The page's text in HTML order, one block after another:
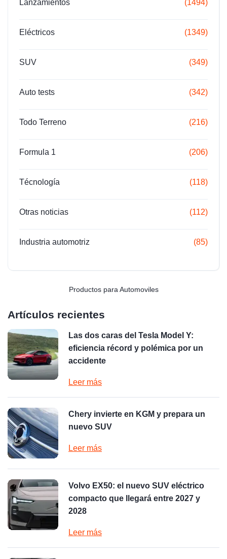
Lanzamientos (1494)
Eléctricos (1349)
SUV (349)
Auto tests (342)
Todo Terreno (216)
Formula 1 (206)
Técnología (118)
Otras noticias (112)
Industria automotriz (85)
Productos para Automoviles
Artículos recientes
Las dos caras del Tesla Model Y:
eficiencia récord y polémica por un
accidente
Leer más
Chery invierte en KGM y prepara un
nuevo SUV
Leer más
Volvo EX50: el nuevo SUV eléctrico
compacto que llegará entre 2027 y
2028
Leer más